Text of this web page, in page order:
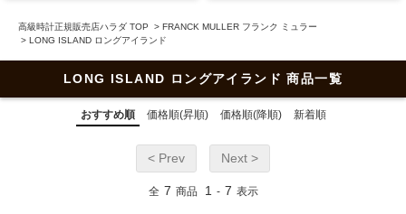
高級時計正規販売店ハラダ TOP > FRANCK MULLER フランク ミュラー
> LONG ISLAND ロングアイランド
LONG ISLAND ロングアイランド 商品一覧
おすすめ順 価格順(昇順) 価格順(降順) 新着順
< Prev Next >
全 7 商品 1 - 7 表示